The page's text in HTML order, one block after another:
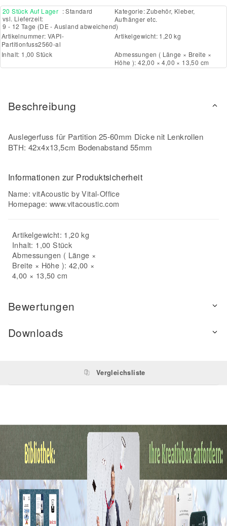
20 Stück Auf Lager : Standard
vsl. Lieferzeit:
9 - 12 Tage (DE - Ausland abweichend)
Kategorie:Zubehör, Kleber,
Aufhänger etc.
Artikelnummer: VAPI-
Partitionfuss2560-al
Artikelgewicht: 1,20 kg
Inhalt: 1,00 Stück
Abmessungen ( Länge × Breite ×
Höhe ): 42,00 × 4,00 × 13,50 cm
Beschreibung
Auslegerfuss für Partition 25-60mm Dicke nit Lenkrollen
BTH: 42x4x13,5cm Bodenabstand 55mm
Informationen zur Produktsicherheit
Name: vitAcoustic by Vital-Office
Homepage:www.vitacoustic.com
Artikelgewicht: 1,20 kg
Inhalt: 1,00 Stück
Abmessungen ( Länge ×
Breite × Höhe ): 42,00 ×
4,00 × 13,50 cm
Bewertungen
Downloads
Vergleichsliste